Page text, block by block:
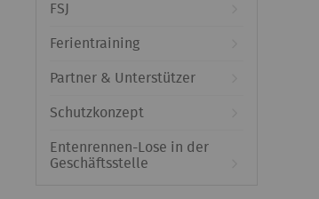
FSJ
Ferientraining
Partner & Unterstützer
Schutzkonzept
Entenrennen-Lose in der
Geschäftsstelle